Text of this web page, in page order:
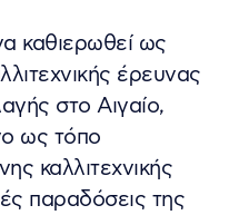
καθιερωθεί ως
έρευνας
στο Αιγαίο,
ως τόπο
καλλιτεχνικής
παραδόσεις της